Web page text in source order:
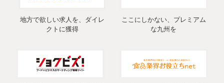
地方で欲しい求人を、ダイレ
クトに獲得
ここにしかない、プレミアム
な九州を